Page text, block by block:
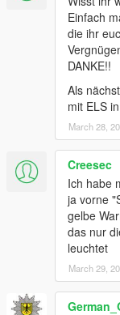
Einfach
die ihr
DANKE!!
Als
mit ELS
March 28,
Creesec
Ich habe
ja vorne
gelbe
das nur
leuchtet
March 29,